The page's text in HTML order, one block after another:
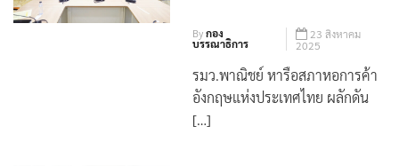
Byกอง
บรรณาธิการ
23 สิงหาคม
2025
รมว.พาณิชย์ หารือสภาหอการค้า
อังกฤษแห่งประเทศไทย ผลักดัน
[…]